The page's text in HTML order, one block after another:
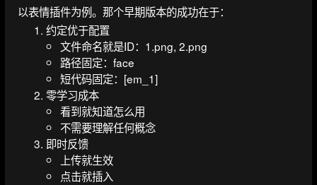
以表情插件为例。那个早期版本的成功在于：
约定优于配置
文件命名就是ID：1.png, 2.png
路径固定：face
短代码固定：[em_1]
零学习成本
看到就知道怎么用
不需要理解任何概念
即时反馈
上传就生效
点击就插入